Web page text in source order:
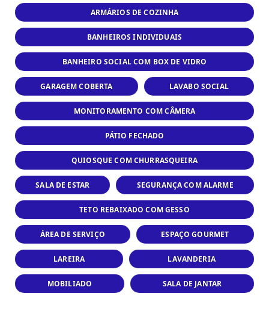
ARMÁRIOS DE COZINHA
BANHEIROS INDIVIDUAIS
BANHEIRO SOCIAL COM BOX DE VIDRO
GARAGEM COBERTA LAVABO SOCIAL
MONITORAMENTO COM CÂMERA
PÁTIO FECHADO
QUIOSQUE COM CHURRASQUEIRA
SALA DE ESTAR SEGURANÇA COM ALARME
TETO REBAIXADO COM GESSO
ÁREA DE SERVIÇO ESPAÇO GOURMET
LAREIRA LAVANDERIA
MOBILIADO SALA DE JANTAR